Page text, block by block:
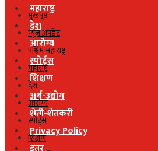
महाराष्ट्र
देश
आरोग्य
स्पोर्ट्स
शिक्षण
अर्थ-उद्योग
शेती-शेतकरी
Privacy Policy
मुखपृष्ठ
न्यूज अपडेट
पश्चिम महाराष्ट्र
महाराष्ट्र
देश
आरोग्य
स्पोर्ट्स
शिक्षण